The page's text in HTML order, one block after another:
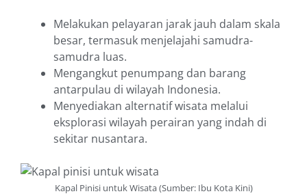
Melakukan pelayaran jarak jauh dalam skala
besar, termasuk menjelajahi samudra-
samudra luas.
Mengangkut penumpang dan barang
antarpulau di wilayah Indonesia.
Menyediakan alternatif wisata melalui
eksplorasi wilayah perairan yang indah di
sekitar nusantara.
Kapal Pinisi untuk Wisata (Sumber: Ibu Kota Kini)